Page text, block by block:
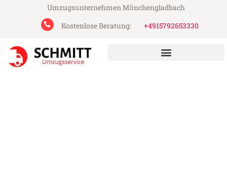
Umzugsunternehmen Mönchengladbach
Kostenlose Beratung:
+4915792653330